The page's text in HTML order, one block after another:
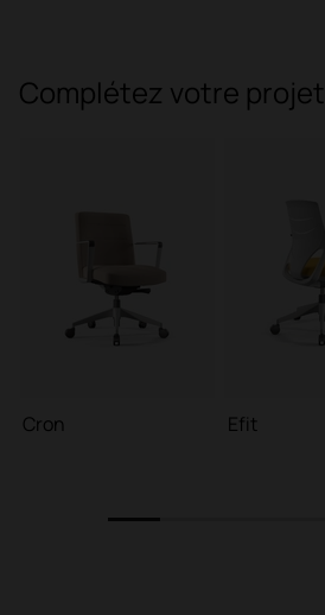
Complétez votre projet
Cron Efit